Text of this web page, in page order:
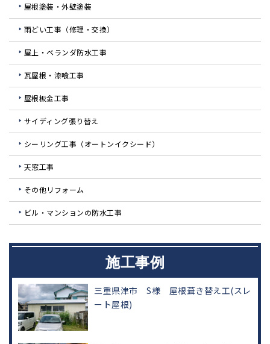
屋根塗装・外壁塗装
雨どい工事（修理・交換）
屋上・ベランダ防水工事
瓦屋根・漆喰工事
屋根板金工事
サイディング張り替え
シーリング工事（オートンイクシード）
天窓工事
その他リフォーム
ビル・マンションの防水工事
施工事例
三重県津市 S様 屋根葺き替え工(スレ
ート屋根)